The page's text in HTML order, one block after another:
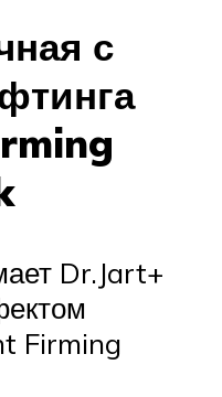
с
Dr.Jart+
Firming